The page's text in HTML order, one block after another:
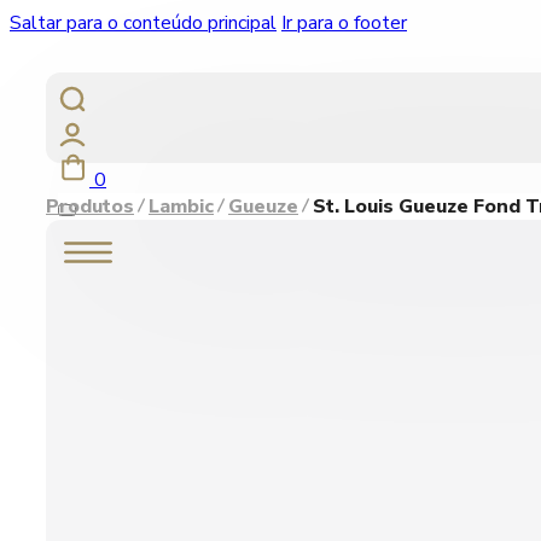
Saltar para o conteúdo principal Ir para o footer
0
Produtos
Lambic Gueuze St. Louis Gueuze Fond